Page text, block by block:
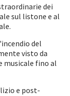
dei
sul listone e al
del
visto da
musicale fino al
e post-